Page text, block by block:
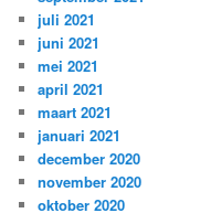
juli 2021
juni 2021
mei 2021
april 2021
maart 2021
januari 2021
december 2020
november 2020
oktober 2020